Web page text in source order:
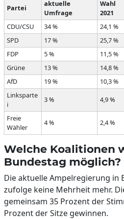
Partei
aktuelle
Umfrage
Wahl
2021
CDU/CSU
34 % 24,1 %
SPD
17 % 25,7 %
FDP
5 % 11,5 %
Grüne
13 % 14,8 %
AfD
19 % 10,3 %
Linksparte
i
3 % 4,9 %
Freie
Wähler
4 % 2,4 %
Welche Koalitionen
Bundestag möglich?
Die aktuelle Ampelregierung in
zufolge keine Mehrheit mehr.
gemeinsam 35 Prozent der
Prozent der Sitze gewinnen.